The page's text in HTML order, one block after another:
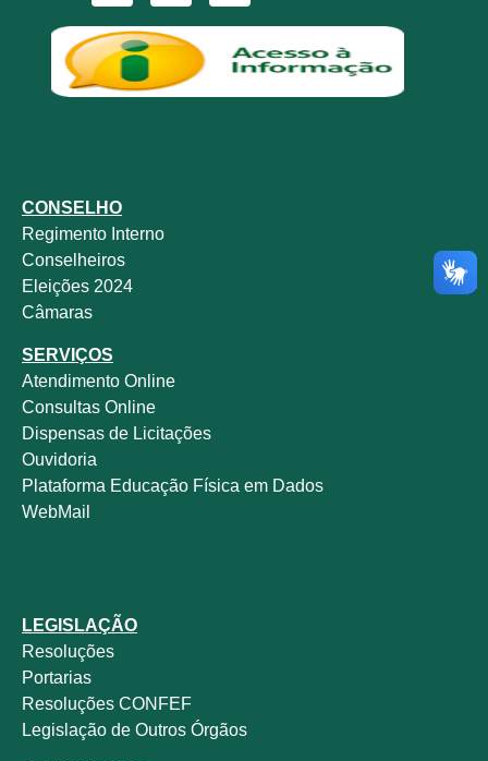
CONSELHO
Regimento Interno
Conselheiros
Eleições 2024
Câmaras
SERVIÇOS
Atendimento Online
Consultas Online
Dispensas de Licitações
Ouvidoria
Plataforma Educação Física em Dados
WebMail
LEGISLAÇÃO
Resoluções
Portarias
Resoluções CONFEF
Legislação de Outros Órgãos